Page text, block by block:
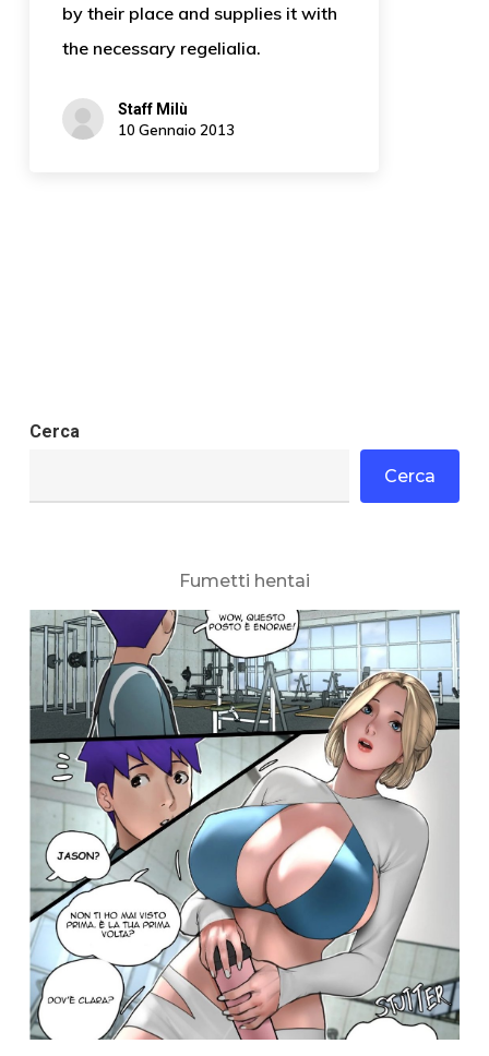
by their place and supplies it with
the necessary regelialia.
Staff Milù
10 Gennaio 2013
Cerca
Cerca
Fumetti hentai